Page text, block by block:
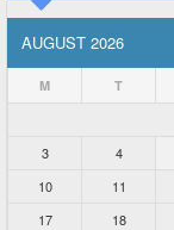
AUGUST 2026
M T
3
4
10
11
17
18